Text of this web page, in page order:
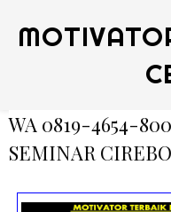
WA 0819-4654-
SEMINAR